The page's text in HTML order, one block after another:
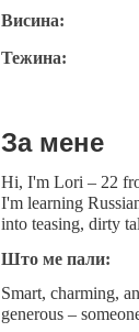
Висина:
Тежина:
За мене
Hi, I'm Lori – 22
I'm learning
into teasing, dirty
Што ме пали:
Smart, charming,
generous –